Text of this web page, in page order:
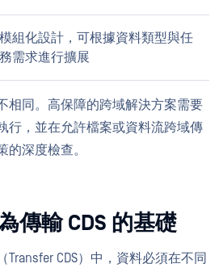
模組化設計，可根據資料類型與任
務需求進行擴展
相同。高保障的跨域解決方案需要
行，並在允許檔案或資料流跨域傳
的深度檢查。
傳輸 CDS 的基礎
CDS）中，資料必須在不同